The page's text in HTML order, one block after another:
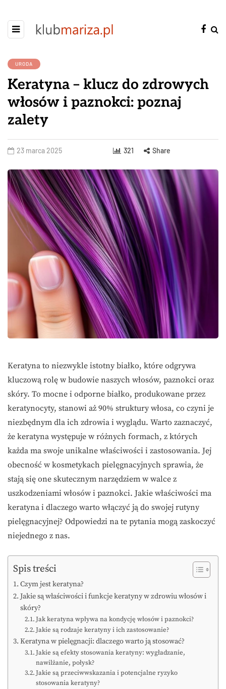
URODA
Keratyna – klucz do zdrowych
włosów i paznokci: poznaj
zalety
23 marca 2025 321 Share
Keratyna to niezwykle istotny białko, które odgrywa
kluczową rolę w budowie naszych włosów, paznokci oraz
skóry. To mocne i odporne białko, produkowane przez
keratynocyty, stanowi aż 90% struktury włosa, co czyni je
niezbędnym dla ich zdrowia i wyglądu. Warto zaznaczyć,
że keratyna występuje w różnych formach, z których
każda ma swoje unikalne właściwości i zastosowania. Jej
obecność w kosmetykach pielęgnacyjnych sprawia, że
stają się one skutecznym narzędziem w walce z
uszkodzeniami włosów i paznokci. Jakie właściwości ma
keratyna i dlaczego warto włączyć ją do swojej rutyny
pielęgnacyjnej? Odpowiedzi na te pytania mogą zaskoczyć
niejednego z nas.
Spis treści
Czym jest keratyna?
Jakie są właściwości i funkcje keratyny w zdrowiu włosów i
skóry?
Jak keratyna wpływa na kondycję włosów i paznokci?
Jakie są rodzaje keratyny i ich zastosowanie?
Keratyna w pielęgnacji: dlaczego warto ją stosować?
Jakie są efekty stosowania keratyny: wygładzanie,
nawilżanie, połysk?
Jakie są przeciwwskazania i potencjalne ryzyko
stosowania keratyny?